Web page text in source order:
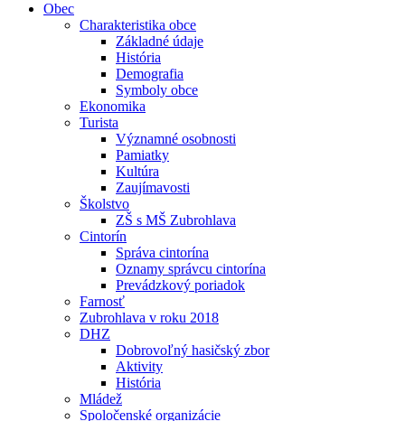
Obec
Charakteristika obce
Základné údaje
História
Demografia
Symboly obce
Ekonomika
Turista
Významné osobnosti
Pamiatky
Kultúra
Zaujímavosti
Školstvo
ZŠ s MŠ Zubrohlava
Cintorín
Správa cintorína
Oznamy správcu cintorína
Prevádzkový poriadok
Farnosť
Zubrohlava v roku 2018
DHZ
Dobrovoľný hasičský zbor
Aktivity
História
Mládež
Spoločenské organizácie